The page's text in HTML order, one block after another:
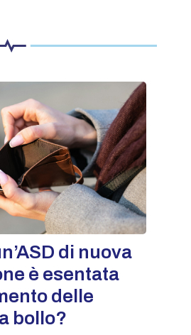
di nuova
è esentata
delle
bollo?